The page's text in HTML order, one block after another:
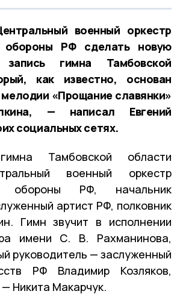
военный оркестр
обороны РФ сделать новую
запись гимна Тамбовской
как известно, основан
«Прощание славянки»
— написал Евгений
социальных сетях.
Тамбовской области
военный оркестр
обороны РФ, начальник
артист РФ, полковник
Гимн звучит в исполнении
имени С. В. Рахманинова,
руководитель — заслуженный
РФ Владимир Козляков,
Никита Макарчук.